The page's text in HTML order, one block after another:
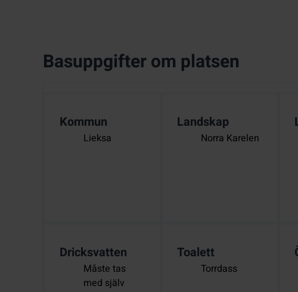
Basuppgifter om platsen
Kommun
Lieksa
Landskap
Norra Karelen
Dricksvatten
Måste tas
med själv
Toalett
Torrdass